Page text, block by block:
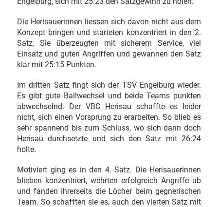
Die Herisauerinnen liessen sich davon nicht aus dem
Konzept bringen und starteten konzentriert in den 2.
Satz. Sie überzeugten mit sicherem Service, viel
Einsatz und guten Angriffen und gewannen den Satz
klar mit 25:15 Punkten.
Im dritten Satz fingt sich der TSV Engelburg wieder.
Es gibt gute Ballwechsel und beide Teams punkten
abwechselnd. Der VBC Herisau schaffte es leider
nicht, sich einen Vorsprung zu erarbeiten. So blieb es
sehr spannend bis zum Schluss, wo sich dann doch
Herisau durchsetzte und sich den Satz mit 26:24
holte.
Motiviert ging es in den 4. Satz. Die Herisauerinnen
blieben konzentriert, wehrten erfolgreich Angriffe ab
und fanden ihrerseits die Löcher beim gegnerischen
Team. So schafften sie es, auch den vierten Satz mit